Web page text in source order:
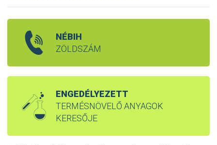
NÉBIH
ZÖLDSZÁM
ENGEDÉLYEZETT
TERMÉSNÖVELŐ ANYAGOK
KERESŐJE